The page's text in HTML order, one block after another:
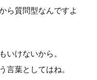
ら質問型なんですよ
いけないから。
言葉としてはね。